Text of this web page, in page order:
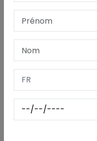
un rendu discret et raffiné.
Vous pouvez opter pour
avec un prénom
idéal pour unmouchoir
message personnel.
Merci d’utiliser
exactement comme
mouchoir.
broderie de haute